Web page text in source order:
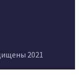
2021